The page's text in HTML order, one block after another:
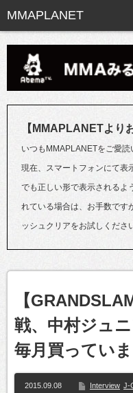
【MMAPLANETより
いつもMMAPLANETをご愛読
現在、スマートフォンにて表
でも正しい形で表示されるよ
れている場合は、お手数です
ッシュクリアをお試しくださ
【
戦、中村ジュ
毎月買っていま
2015.09.08 Interview J-